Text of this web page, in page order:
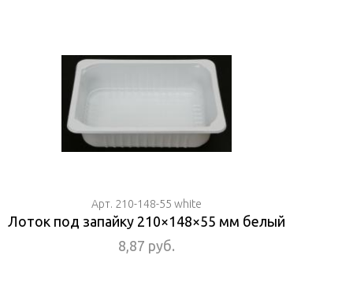
Арт. 210-148-55 white
Лоток под запайку 210×148×55 мм белый
8,87 руб.